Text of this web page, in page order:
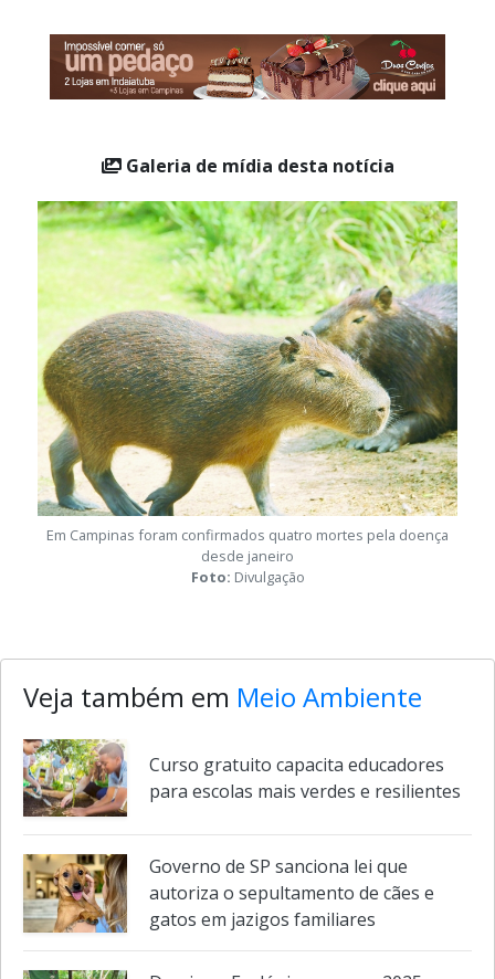
Em Campinas foram confirmados quatro mortes pela doença
desde janeiro
Veja também em Meio Ambiente
Curso gratuito capacita educadores
para escolas mais verdes e resilientes
Governo de SP sanciona lei que
autoriza o sepultamento de cães e
gatos em jazigos familiares